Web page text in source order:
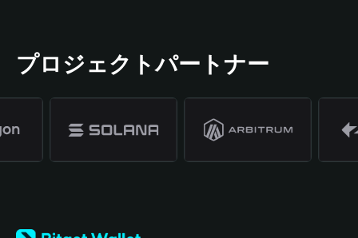
プロジェクトパートナー